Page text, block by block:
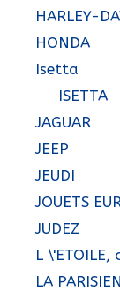
HARLEY-
HONDA
Isetta
ISETTA
JAGUAR
JEEP
JEUDI
JOUETS
JUDEZ
L \'ETOILE,
LA